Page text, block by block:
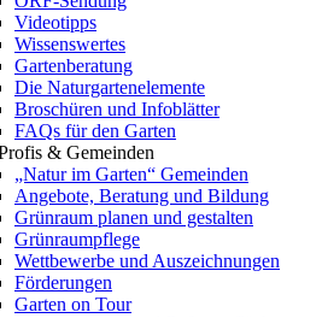
Videotipps
Wissenswertes
Gartenberatung
Die Naturgartenelemente
Broschüren und Infoblätter
FAQs für den Garten
& Gemeinden
„Natur im Garten“ Gemeinden
Angebote, Beratung und Bildung
Grünraum planen und gestalten
Grünraumpflege
Wettbewerbe und Auszeichnungen
Förderungen
Garten on Tour